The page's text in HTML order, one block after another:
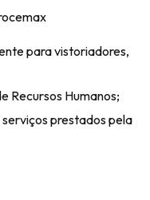
para vistoriadores,
Recursos Humanos;
prestados pela